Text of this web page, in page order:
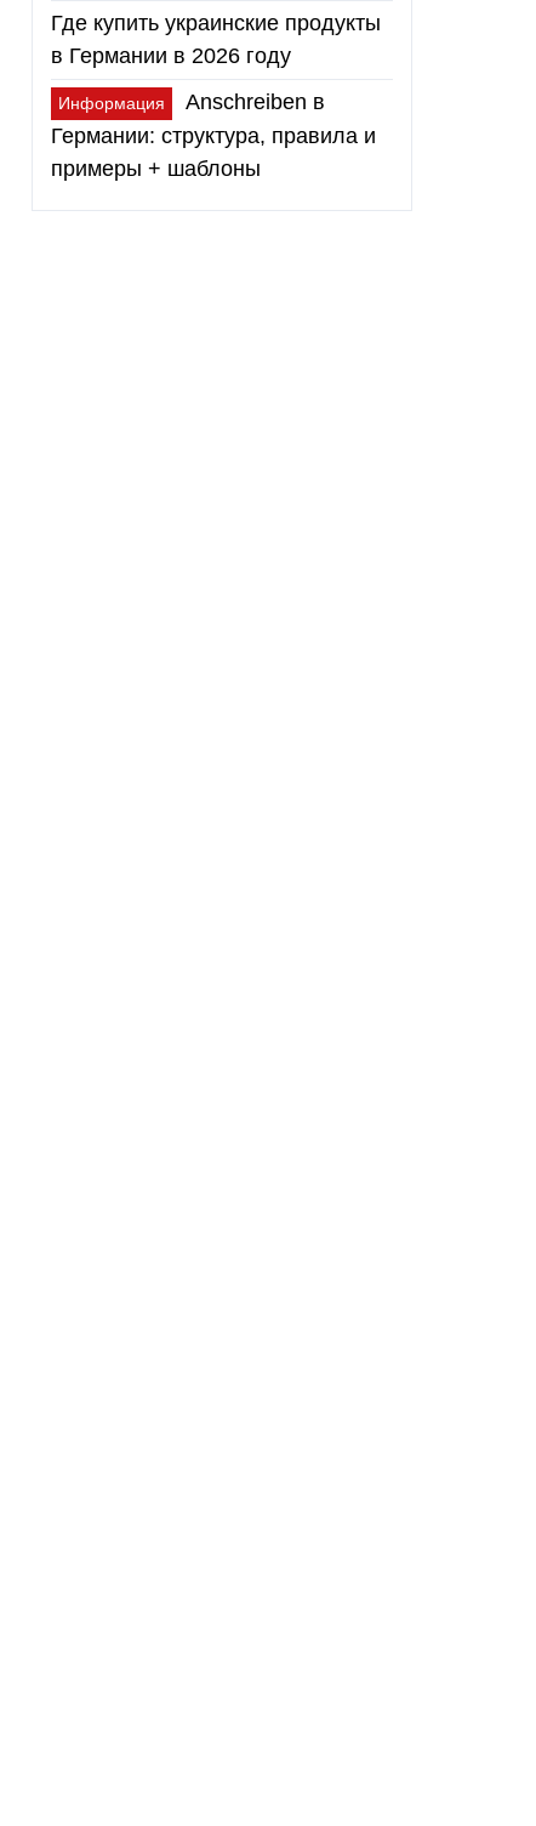
Где купить украинские продукты
в Германии в 2026 году
Информация
Anschreiben в
Германии: структура, правила и
примеры + шаблоны